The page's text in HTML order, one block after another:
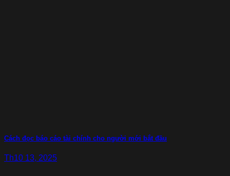
Cách đọc báo cáo tài chính cho người mới bắt đầu
Th10 13, 2025